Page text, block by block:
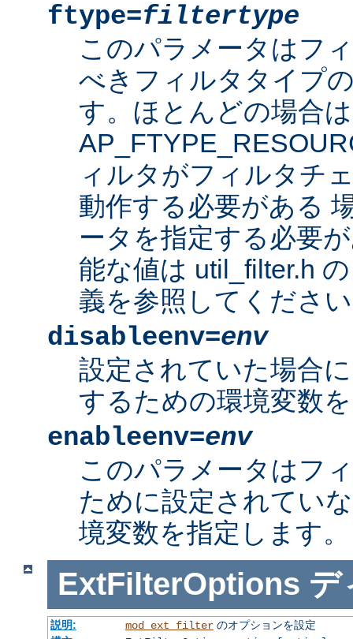
ftype=filtertype
このパラメータはフ
べきフィルタタイプ
す。ほとんどの場合
ィルタがフィルタチ
動作する必要がある
ータを指定する必要
能な値は util_filter.h
義を参照してくださ
disableenv=env
設定されていた場合
するための環境変数
enableenv=env
このパラメータはフ
ために設定されてい
境変数を指定します。
ExtFilterOptions デ
説明: mod_ext_filterのオプションを設定